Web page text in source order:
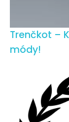
Trenčkot –
módy!